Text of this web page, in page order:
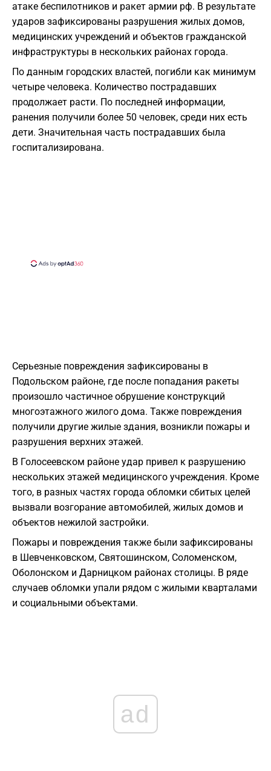
атаке беспилотников и ракет армии рф. В результате
ударов зафиксированы разрушения жилых домов,
медицинских учреждений и объектов гражданской
инфраструктуры в нескольких районах города.
По данным городских властей, погибли как минимум
четыре человека. Количество пострадавших
продолжает расти. По последней информации,
ранения получили более 50 человек, среди них есть
дети. Значительная часть пострадавших была
госпитализирована.
Серьезные повреждения зафиксированы в
Подольском районе, где после попадания ракеты
произошло частичное обрушение конструкций
многоэтажного жилого дома. Также повреждения
получили другие жилые здания, возникли пожары и
разрушения верхних этажей.
В Голосеевском районе удар привел к разрушению
нескольких этажей медицинского учреждения. Кроме
того, в разных частях города обломки сбитых целей
вызвали возгорание автомобилей, жилых домов и
объектов нежилой застройки.
Пожары и повреждения также были зафиксированы
в Шевченковском, Святошинском, Соломенском,
Оболонском и Дарницком районах столицы. В ряде
случаев обломки упали рядом с жилыми кварталами
и социальными объектами.
ad